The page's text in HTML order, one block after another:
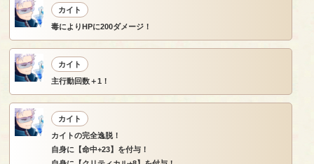
カイト
毒によりHPに200ダメージ！
カイト
主行動回数＋1！
カイト
カイトの完全逸脱！
自身に【命中+23】を付与！